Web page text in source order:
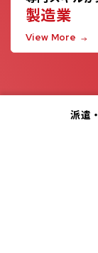
製造業
View More
派遣